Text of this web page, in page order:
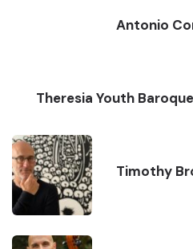
Antonio
Theresia Youth
Timothy